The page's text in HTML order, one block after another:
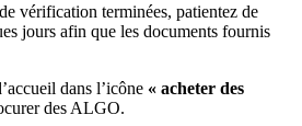
vérification terminées, patientez de
jours afin que les documents fournis
dans l’icône « acheter des
des ALGO.